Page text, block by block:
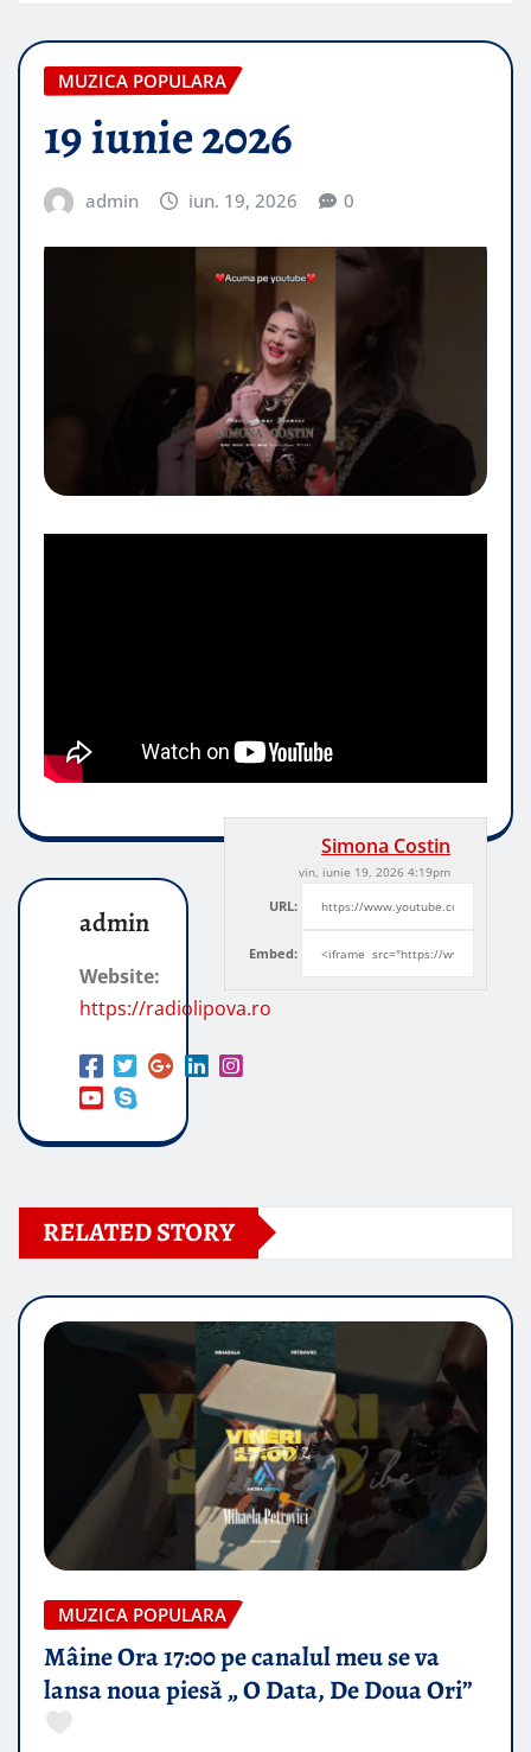
MUZICA POPULARA
19 iunie 2026
admin iun. 19, 2026 0
Simona Costin
vin, iunie 19, 2026 4:19pm
URL:
Embed:
admin
Website:
https://radiolipova.ro
RELATED STORY
MUZICA POPULARA
Mâine Ora 17:00 pe canalul meu se va
lansa noua piesă „ O Data, De Doua Ori”